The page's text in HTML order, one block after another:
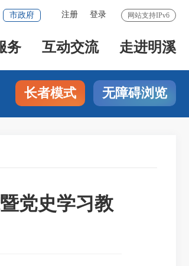
网站支持IPv6
注册 登录
市政府
务 互动交流 走进明溪
长者模式 无障碍浏览
党史学习教